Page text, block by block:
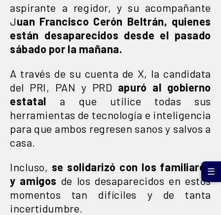
aspirante a regidor, y su acompañante
Juan Francisco Cerón Beltrán, quienes
están desaparecidos desde el pasado
sábado por la mañana.
A través de su cuenta de X, la candidata
del PRI, PAN y PRD apuró al gobierno
estatal a que utilice todas sus
herramientas de tecnología e inteligencia
para que ambos regresen sanos y salvos a
casa.
Incluso, se solidarizó con los familiares
y amigos de los desaparecidos en estos
momentos tan difíciles y de tanta
incertidumbre.
☰